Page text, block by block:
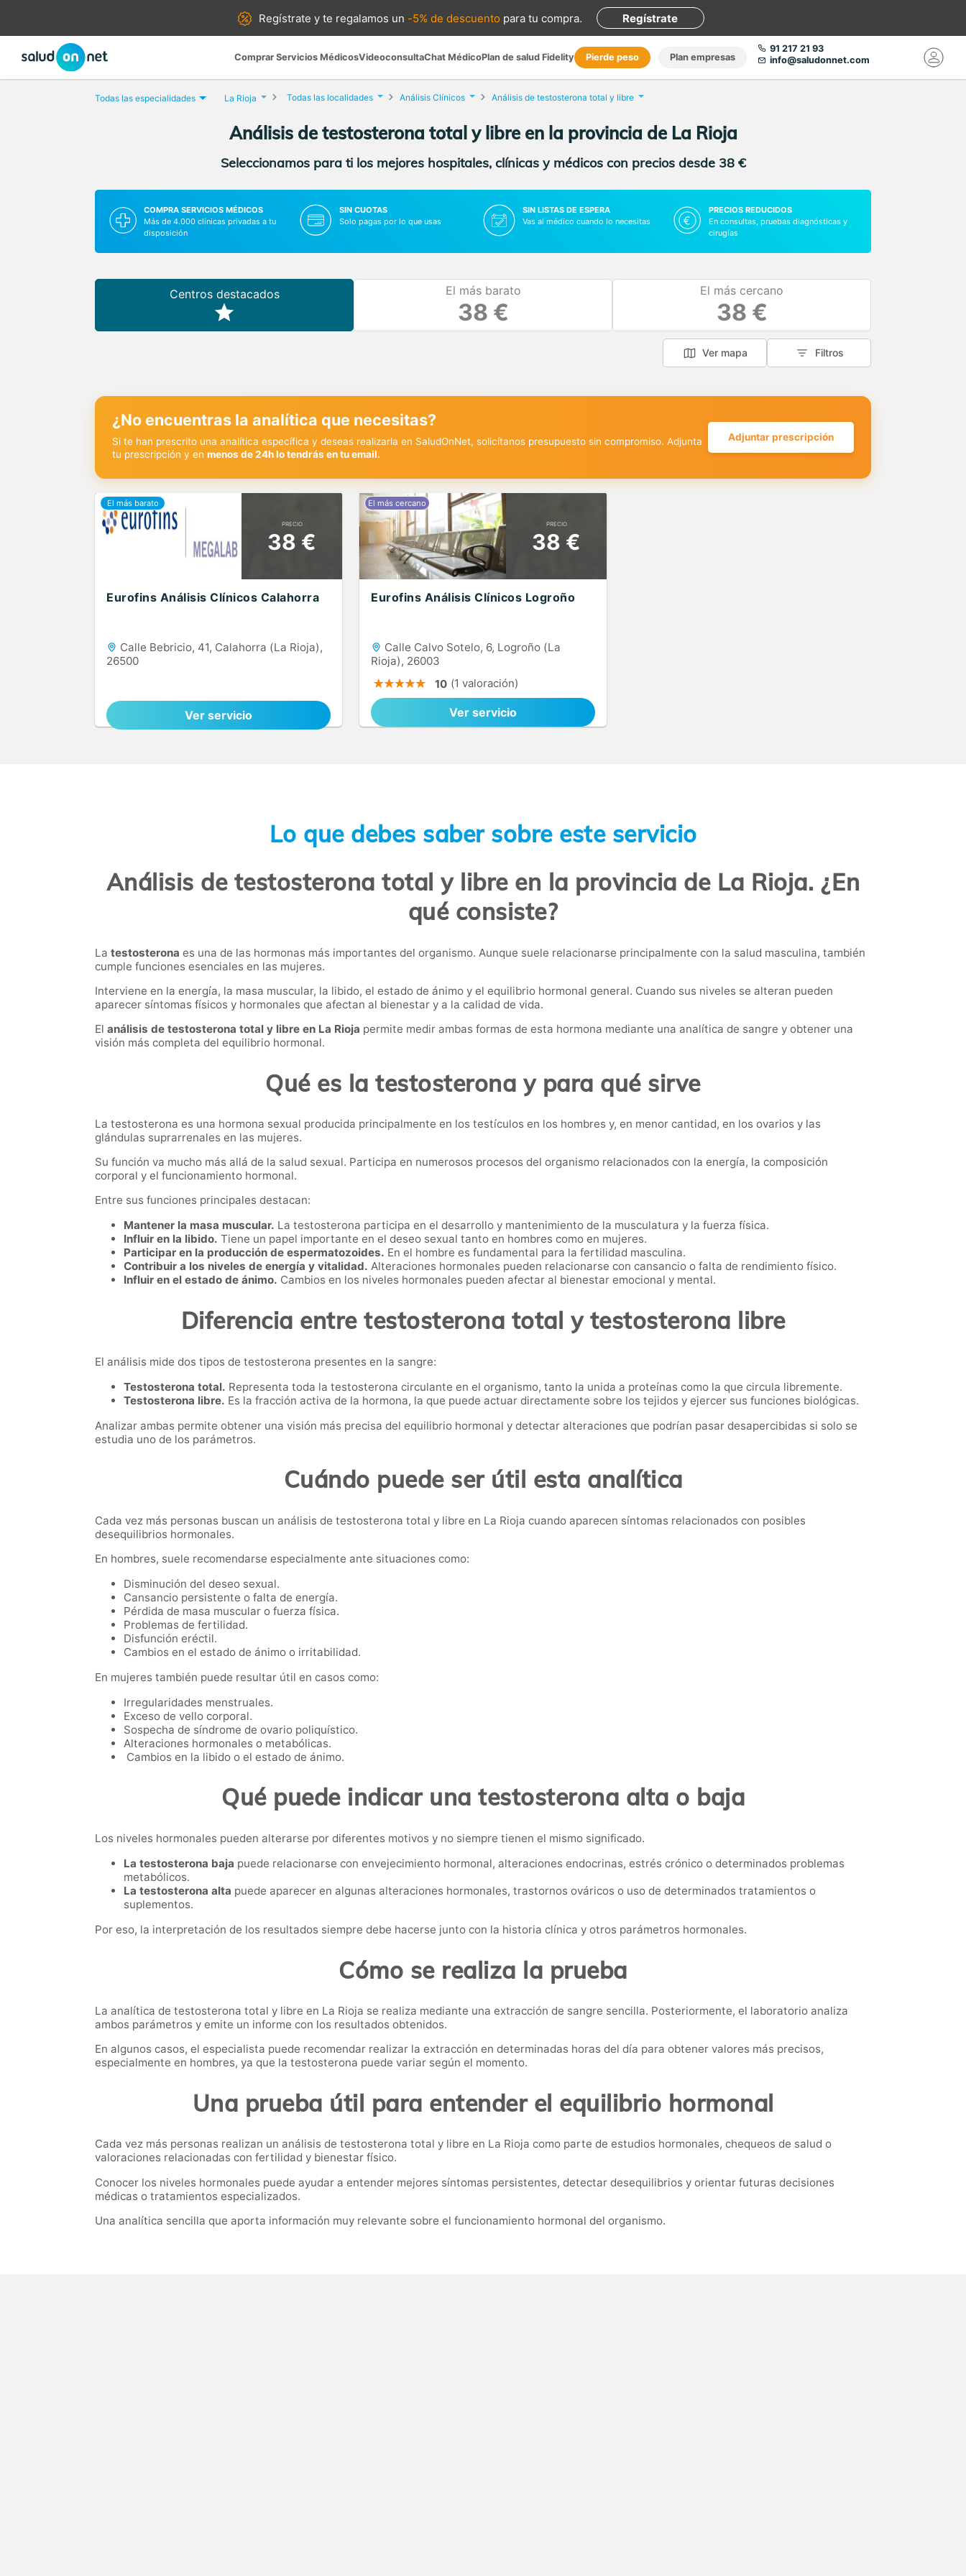
Regístrate yte regalamos un -5% de descuento para tu compra. Regístrate
Comprar Servicios MédicosVideoconsultaChat MédicoPlan de salud Fidelity Pierde peso Plan empresas
91 217 21 93
info@saludonnet.com
Todas las especialidades La Rioja Todas las localidades Análisis Clínicos Análisis de testosterona total y libre
Análisis de testosterona total y libre en la provincia de La Rioja
Seleccionamos para ti los mejores hospitales, clínicas y médicos con precios desde 38 €
COMPRA SERVICIOS MÉDICOS
Más de 4.000 clínicas privadas a tu
disposición
SIN CUOTAS
Solo pagas por lo que usas
SIN LISTAS DE ESPERA
Vas al médico cuando lo necesitas
PRECIOS REDUCIDOS
En consultas, pruebas diagnósticas y
cirugías
Centros destacados El más barato
38 €
El más cercano
38 €
Ver mapa Filtros
¿No encuentras la analítica que necesitas?
Si te han prescrito una analítica específica y deseas realizarla en SaludOnNet, solicítanos presupuesto sin compromiso. Adjunta
tu prescripción y en menos de 24h lo tendrás en tu email.
Adjuntar prescripción
PRECIO
38 €
Eurofins Análisis Clínicos Calahorra
Calle Bebricio, 41, Calahorra (La Rioja),
26500
Ver servicio
PRECIO
38 €
Eurofins Análisis Clínicos Logroño
Calle Calvo Sotelo, 6, Logroño (La
Rioja), 26003
10 (1 valoración)
Ver servicio
Lo que debes saber sobre este servicio
Análisis de testosterona total y libre en la provincia de La Rioja. ¿En
qué consiste?
La testosterona es una de las hormonas más importantes del organismo. Aunque suele relacionarse principalmente con la salud masculina, también
cumple funciones esenciales en las mujeres.
Interviene en la energía, la masa muscular, la libido, el estado de ánimo y el equilibrio hormonal general. Cuando sus niveles se alteran pueden
aparecer síntomas físicos y hormonales que afectan al bienestar y a la calidad de vida.
El análisis de testosterona total y libre en La Rioja permite medir ambas formas de esta hormona mediante una analítica de sangre y obtener una
visión más completa del equilibrio hormonal.
Qué es la testosterona y para qué sirve
La testosterona es una hormona sexual producida principalmente en los testículos en los hombres y, en menor cantidad, en los ovarios y las
glándulas suprarrenales en las mujeres.
Su función va mucho más allá de la salud sexual. Participa en numerosos procesos del organismo relacionados con la energía, la composición
corporal y el funcionamiento hormonal.
Entre sus funciones principales destacan:
Mantener la masa muscular. La testosterona participa en el desarrollo y mantenimiento de la musculatura y la fuerza física.
Influir en la libido. Tiene un papel importante en el deseo sexual tanto en hombres como en mujeres.
Participar en la producción de espermatozoides. En el hombre es fundamental para la fertilidad masculina.
Contribuir a los niveles de energía y vitalidad. Alteraciones hormonales pueden relacionarse con cansancio o falta de rendimiento físico.
Influir en el estado de ánimo. Cambios en los niveles hormonales pueden afectar al bienestar emocional y mental.
Diferencia entre testosterona total y testosterona libre
El análisis mide dos tipos de testosterona presentes en la sangre:
Testosterona total. Representa toda la testosterona circulante en el organismo, tanto la unida a proteínas como la que circula libremente.
Testosterona libre. Es la fracción activa de la hormona, la que puede actuar directamente sobre los tejidos y ejercer sus funciones biológicas.
Analizar ambas permite obtener una visión más precisa del equilibrio hormonal y detectar alteraciones que podrían pasar desapercibidas si solo se
estudia uno de los parámetros.
Cuándo puede ser útil esta analítica
Cada vez más personas buscan un análisis de testosterona total y libre en La Rioja cuando aparecen síntomas relacionados con posibles
desequilibrios hormonales.
En hombres, suele recomendarse especialmente ante situaciones como:
Disminución del deseo sexual.
Cansancio persistente o falta de energía.
Pérdida de masa muscular o fuerza física.
Problemas de fertilidad.
Disfunción eréctil.
Cambios en el estado de ánimo o irritabilidad.
En mujeres también puede resultar útil en casos como:
Irregularidades menstruales.
Exceso de vello corporal.
Sospecha de síndrome de ovario poliquístico.
Alteraciones hormonales o metabólicas.
Cambios en la libido o el estado de ánimo.
Qué puede indicar una testosterona alta o baja
Los niveles hormonales pueden alterarse por diferentes motivos y no siempre tienen el mismo significado.
La testosterona baja puede relacionarse con envejecimiento hormonal, alteraciones endocrinas, estrés crónico o determinados problemas
metabólicos.
La testosterona alta puede aparecer en algunas alteraciones hormonales, trastornos ováricos o uso de determinados tratamientos o
suplementos.
Por eso, la interpretación de los resultados siempre debe hacerse junto con la historia clínica y otros parámetros hormonales.
Cómo se realiza la prueba
La analítica de testosterona total y libre en La Rioja se realiza mediante una extracción de sangre sencilla. Posteriormente, el laboratorio analiza
ambos parámetros y emite un informe con los resultados obtenidos.
En algunos casos, el especialista puede recomendar realizar la extracción en determinadas horas del día para obtener valores más precisos,
especialmente en hombres, ya que la testosterona puede variar según el momento.
Una prueba útil para entender el equilibrio hormonal
Cada vez más personas realizan un análisis de testosterona total y libre en La Rioja como parte de estudios hormonales, chequeos de salud o
valoraciones relacionadas con fertilidad y bienestar físico.
Conocer los niveles hormonales puede ayudar a entender mejores síntomas persistentes, detectar desequilibrios y orientar futuras decisiones
médicas o tratamientos especializados.
Una analítica sencilla que aporta información muy relevante sobre el funcionamiento hormonal del organismo.